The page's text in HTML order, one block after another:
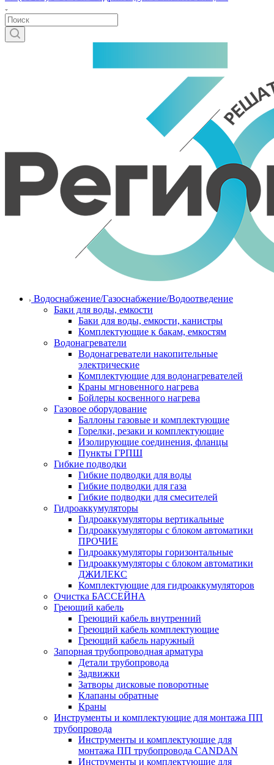
Водоснабжение/Газоснабжение/Водоотведение
Баки для воды, емкости
Баки для воды, емкости, канистры
Комплектующие к бакам, емкостям
Водонагреватели
Водонагреватели накопительные
электрические
Комплектующие для водонагревателей
Краны мгновенного нагрева
Бойлеры косвенного нагрева
Газовое оборудование
Баллоны газовые и комплектующие
Горелки, резаки и комплектующие
Изолирующие соединения, фланцы
Пункты ГРПШ
Гибкие подводки
Гибкие подводки для воды
Гибкие подводки для газа
Гибкие подводки для смесителей
Гидроаккумуляторы
Гидроаккумуляторы вертикальные
Гидроаккумуляторы с блоком автоматики
ПРОЧИЕ
Гидроаккумуляторы горизонтальные
Гидроаккумуляторы с блоком автоматики
ДЖИЛЕКС
Комплектующие для гидроаккумуляторов
Очистка БАССЕЙНА
Греющий кабель
Греющий кабель внутренний
Греющий кабель комплектующие
Греющий кабель наружный
Запорная трубопроводная арматура
Детали трубопровода
Задвижки
Затворы дисковые поворотные
Клапаны обратные
Краны
Инструменты и комплектующие для монтажа ПП
трубопровода
Инструменты и комплектующие для
монтажа ПП трубопровода CANDAN
Инструменты и комплектующие для